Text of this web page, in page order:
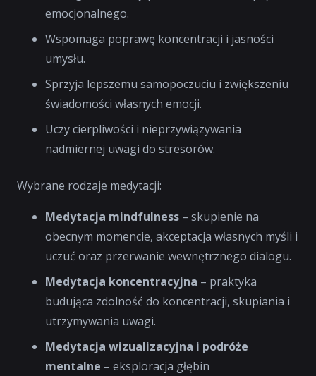
emocjonalnego.
Wspomaga poprawę koncentracji i jasności
umysłu.
Sprzyja lepszemu samopoczuciu i zwiększeniu
świadomości własnych emocji.
Uczy cierpliwości i nieprzywiązywania
nadmiernej uwagi do stresorów.
Wybrane rodzaje medytacji:
Medytacja mindfulness – skupienie na
obecnym momencie, akceptacja własnych myśli i
uczuć oraz przerwanie wewnętrznego dialogu.
Medytacja koncentracyjna – praktyka
budująca zdolność do koncentracji, skupiania i
utrzymywania uwagi.
Medytacja wizualizacyjna i podróże
mentalne – eksploracja głębin